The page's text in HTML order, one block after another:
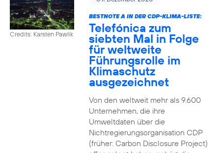
Credits: Karsten Pawlik
BESTNOTE A IN DER CDP-KLIMA-LISTE:
Telefónica zum
siebten Mal in Folge
für weltweite
Führungsrolle im
Klimaschutz
ausgezeichnet
Von den weltweit mehr als 9.600
Unternehmen, die ihre
Umweltdaten über die
Nichtregierungsorganisation CDP
(früher: Carbon Disclosure Project)